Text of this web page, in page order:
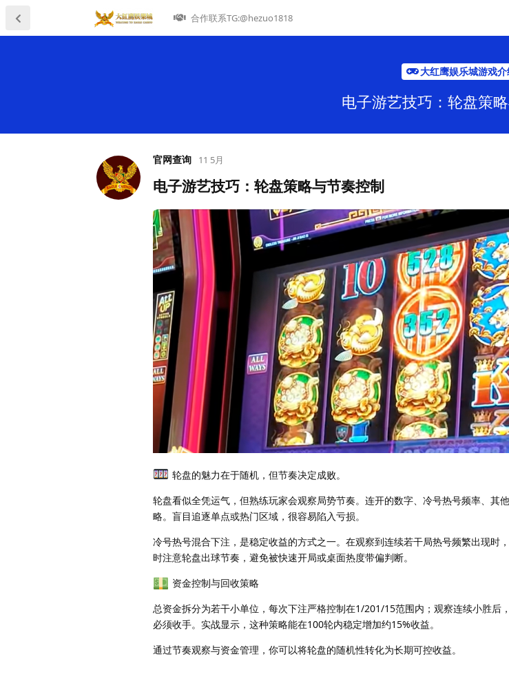
合作联系TG:@hezuo1818
大红鹰娱乐城游戏介
电子游艺技巧：轮盘策
官网查询 11 5月
电子游艺技巧：轮盘策略与节奏控制
轮盘的魅力在于随机，但节奏决定成败。
轮盘看似全凭运气，但熟练玩家会观察局势节奏。连开的数字、冷号热号频率、其
略。盲目追逐单点或热门区域，很容易陷入亏损。
冷号热号混合下注，是稳定收益的方式之一。在观察到连续若干局热号频繁出现时
时注意轮盘出球节奏，避免被快速开局或桌面热度带偏判断。
资金控制与回收策略
总资金拆分为若干小单位，每次下注严格控制在1/201/15范围内；观察连续小胜后
必须收手。实战显示，这种策略能在100轮内稳定增加约15%收益。
通过节奏观察与资金管理，你可以将轮盘的随机性转化为长期可控收益。